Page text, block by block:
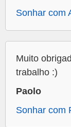
Sonhar com
Muito
trabalho :)
Paolo
Sonhar com